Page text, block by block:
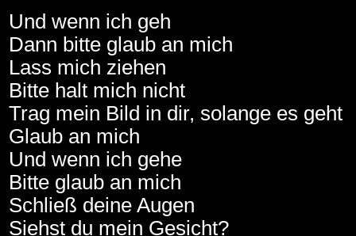
Und wenn ich geh
Dann bitte glaub an mich
Lass mich ziehen
Bitte halt mich nicht
Trag mein Bild in dir, solange es geht
Glaub an mich
Und wenn ich gehe
Bitte glaub an mich
Schließ deine Augen
Siehst du mein Gesicht?